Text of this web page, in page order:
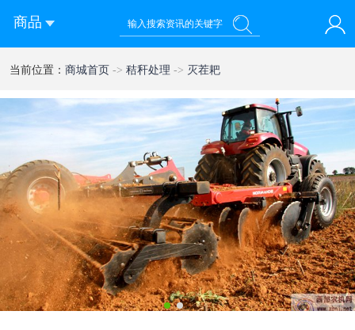
商品
您好！欢迎来到西部农机网
当前位置： 商城首页 -> 秸秆处理 -> 灭茬耙